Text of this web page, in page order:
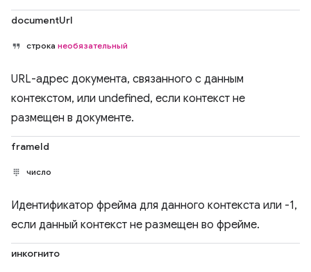
documentUrl
строка необязательный
URL-адрес документа, связанного с данным
контекстом, или undefined, если контекст не
размещен в документе.
frameId
число
Идентификатор фрейма для данного контекста или -1,
если данный контекст не размещен во фрейме.
инкогнито